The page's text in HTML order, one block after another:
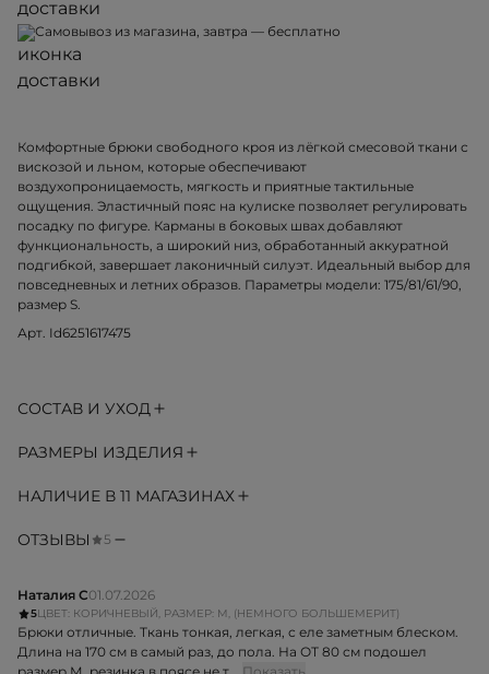
Самовывоз из магазина, завтра — бесплатно
Комфортные брюки свободного кроя из лёгкой смесовой ткани с
вискозой и льном, которые обеспечивают
воздухопроницаемость, мягкость и приятные тактильные
ощущения. Эластичный пояс на кулиске позволяет регулировать
посадку по фигуре. Карманы в боковых швах добавляют
функциональность, а широкий низ, обработанный аккуратной
подгибкой, завершает лаконичный силуэт. Идеальный выбор для
повседневных и летних образов. Параметры модели: 175/81/61/90,
размер S.
Арт. Id6251617475
СОСТАВ И УХОД
РАЗМЕРЫ ИЗДЕЛИЯ
НАЛИЧИЕ В 11 МАГАЗИНАХ
ОТЗЫВЫ 5
Наталия С01.07.2026
5ЦВЕТ: КОРИЧНЕВЫЙ, РАЗМЕР: M, (НЕМНОГО БОЛЬШЕМЕРИТ)
Брюки отличные. Ткань тонкая, легкая, с еле заметным блеском.
Длина на 170 см в самый раз, до пола. На ОТ 80 см подошел